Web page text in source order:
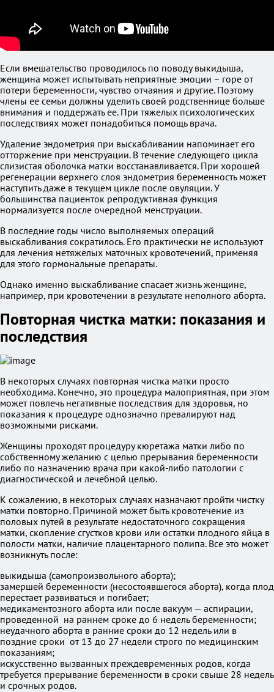
Если вмешательство проводилось по поводу выкидыша,
женщина может испытывать неприятные эмоции – горе от
потери беременности, чувство отчаяния и другие. Поэтому
члены ее семьи должны уделить своей родственнице больше
внимания и поддержать ее. При тяжелых психологических
последствиях может понадобиться помощь врача.
Удаление эндометрия при выскабливании напоминает его
отторжение при менструации. В течение следующего цикла
слизистая оболочка матки восстанавливается. При хорошей
регенерации верхнего слоя эндометрия беременность может
наступить даже в текущем цикле после овуляции. У
большинства пациенток репродуктивная функция
нормализуется после очередной менструации.
В последние годы число выполняемых операций
выскабливания сократилось. Его практически не используют
для лечения нетяжелых маточных кровотечений, применяя
для этого гормональные препараты.
Однако именно выскабливание спасает жизнь женщине,
например, при кровотечении в результате неполного аборта.
Повторная чистка матки: показания и
последствия
В некоторых случаях повторная чистка матки просто
необходима. Конечно, это процедура малоприятная, при этом
может повлечь негативные последствия для здоровья, но
показания к процедуре однозначно превалируют над
возможными рисками.
Женщины проходят процедуру кюретажа матки либо по
собственному желанию с целью прерывания беременности
либо по назначению врача при какой-либо патологии с
диагностической и лечебной целью.
К сожалению, в некоторых случаях назначают пройти чистку
матки повторно. Причиной может быть кровотечение из
половых путей в результате недостаточного сокращения
матки, скопление сгустков крови или остатки плодного яйца в
полости матки, наличие плацентарного полипа. Все это может
возникнуть после:
выкидыша (самопроизвольного аборта);
замершей беременности (несостоявшегося аборта), когда плод
перестает развиваться и погибает;
медикаментозного аборта или после вакуум — аспирации,
проведенной на раннем сроке до 6 недель беременности;
неудачного аборта в ранние сроки до 12 недель или в
поздние сроки от 13 до 27 недели строго по медицинским
показаниям;
искусственно вызванных преждевременных родов, когда
требуется прерывание беременности в сроки свыше 28 недель
и срочных родов.